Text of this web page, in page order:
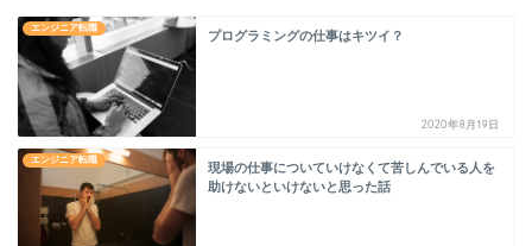
エンジニア転職
プログラミングの仕事はキツイ？
2020年8月19日
エンジニア転職
現場の仕事についていけなくて苦しんでいる人を
助けないといけないと思った話